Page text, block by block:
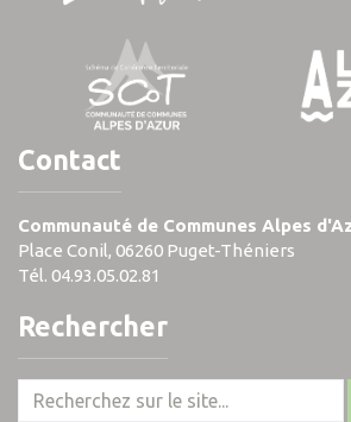
Contact
Communauté de Communes Alpes
Place Conil, 06260 Puget-Théniers
Tél. 04.93.05.02.81
Rechercher